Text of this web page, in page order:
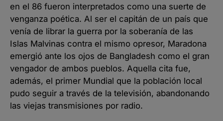
en el 86 fueron interpretados como una suerte de
venganza poética. Al ser el capitán de un país que
venía de librar la guerra por la soberanía de las
Islas Malvinas contra el mismo opresor, Maradona
emergió ante los ojos de Bangladesh como el gran
vengador de ambos pueblos. Aquella cita fue,
además, el primer Mundial que la población local
pudo seguir a través de la televisión, abandonando
las viejas transmisiones por radio.